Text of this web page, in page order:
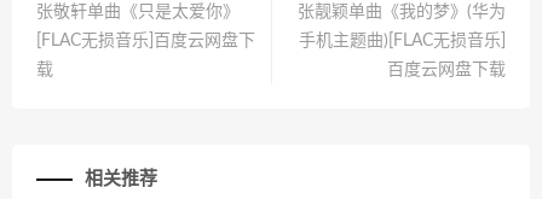
张敬轩单曲《只是太爱你》
[FLAC无损音乐]百度云网盘下
载
张靓颖单曲《我的梦》(华为
手机主题曲)[FLAC无损音乐]
百度云网盘下载
相关推荐